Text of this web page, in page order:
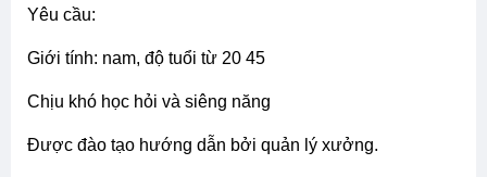
yêu cầu:
giới tính: nam, độ tuổi từ 20 45
chịu khó học hỏi và siêng năng
được đào tạo hướng dẫn bởi quản lý xưởng.